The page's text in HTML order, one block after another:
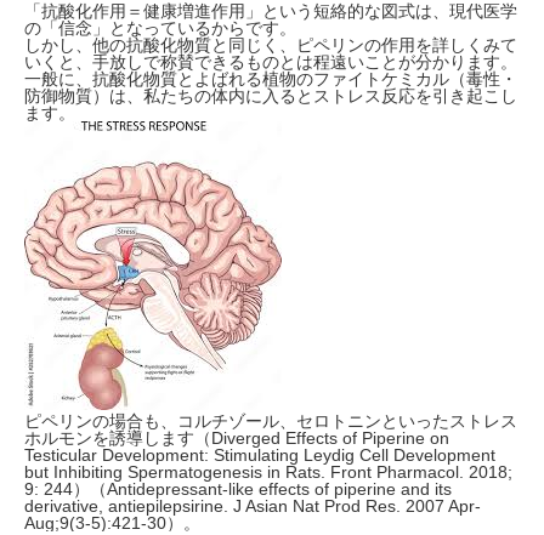
「抗酸化作用＝健康増進作用」という短絡的な図式は、現代医学
の「信念」となっているからです。
しかし、他の抗酸化物質と同じく、ピペリンの作用を詳しくみて
いくと、手放しで称賛できるものとは程遠いことが分かります。
一般に、抗酸化物質とよばれる植物のファイトケミカル（毒性・
防御物質）は、私たちの体内に入るとストレス反応を引き起こし
ます。
ピペリンの場合も、コルチゾール、セロトニンといったストレス
ホルモンを誘導します（Diverged Effects of Piperine on
Testicular Development: Stimulating Leydig Cell Development
but Inhibiting Spermatogenesis in Rats. Front Pharmacol. 2018;
9: 244）（Antidepressant-like effects of piperine and its
derivative, antiepilepsirine. J Asian Nat Prod Res. 2007 Apr-
Aug;9(3-5):421-30）。